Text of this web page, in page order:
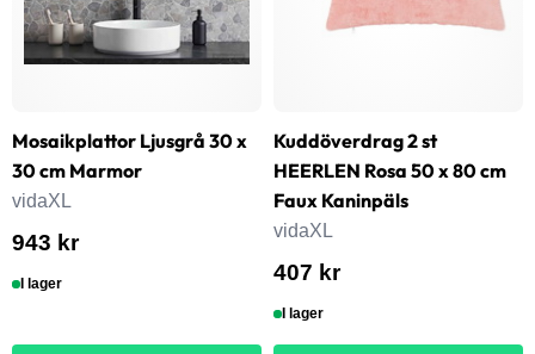
Mosaikplattor Ljusgrå 30 x
30 cm Marmor
vidaXL
943 kr
I lager
Kuddöverdrag 2 st
HEERLEN Rosa 50 x 80 cm
Faux Kaninpäls
vidaXL
407 kr
I lager